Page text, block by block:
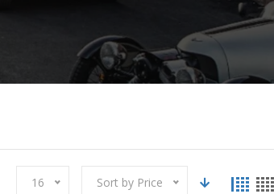
16 Sort by Price